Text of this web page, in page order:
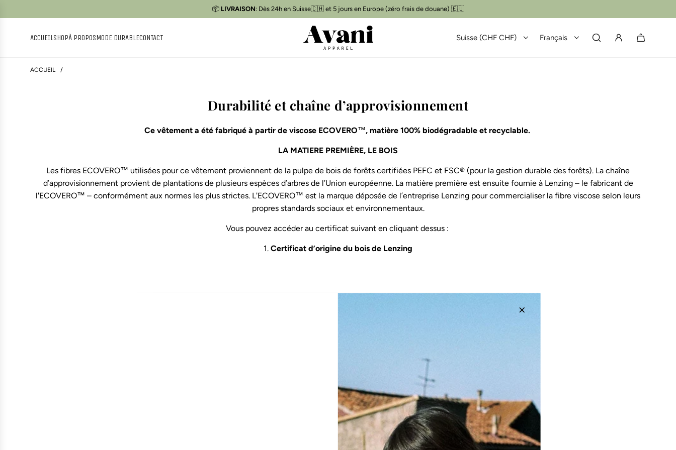
📦 LIVRAISON: Dès 24h en Suisse🇨🇭 et 5 jours en Europe (zéro frais de douane) 🇪🇺
Livraison gratuite 📦
ACCUEILSHOPÀ PROPOSMODE DURABLECONTACT Suisse (CHF CHF) Français
ACCUEIL /
Durabilité et chaîne d’approvisionnement
Ce vêtement a été fabriqué à partir de viscose ECOVERO™, matière 100% biodégradable et recyclable.
LA MATIERE PREMIÈRE, LE BOIS
Les fibres ECOVERO™ utilisées pour ce vêtement proviennent de la pulpe de bois de forêts certifiées PEFC et FSC® (pour la gestion durable des forêts). La chaîne
d’approvisionnement provient de plantations de plusieurs espèces d’arbres de l’Union européenne. La matière première est ensuite fournie à Lenzing – le fabricant de
l'ECOVERO™ – conformément aux normes les plus strictes. L'ECOVERO™ est la marque déposée de l’entreprise Lenzing pour commercialiser la fibre viscose selon leurs
propres standards sociaux et environnementaux.
Vous pouvez accéder au certificat suivant en cliquant dessus :
1. Certificat d’origine du bois de Lenzing
LE FOURNISSEUR DE VISCOSE ECOVERO ™